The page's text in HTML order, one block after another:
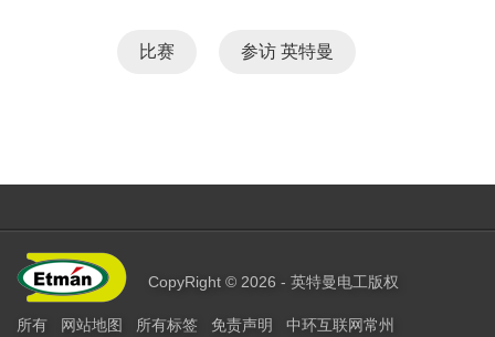
比赛 参访 英特曼
CopyRight © 2026 - 英特曼电工版权
所有 网站地图 所有标签 免责声明 中环互联网常州